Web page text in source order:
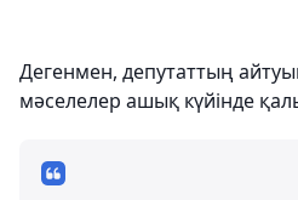
Дегенмен, депутаттың
мәселелер ашық күйінде